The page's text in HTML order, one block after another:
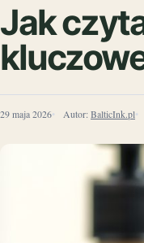
Jak
29 maja 2026 Autor: BalticInk.pl